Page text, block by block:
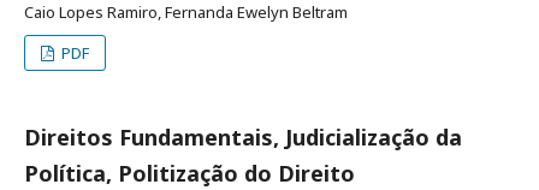
Caio Lopes Ramiro, Fernanda Ewelyn Beltram
PDF
Direitos Fundamentais, Judicialização da
Política, Politização do Direito